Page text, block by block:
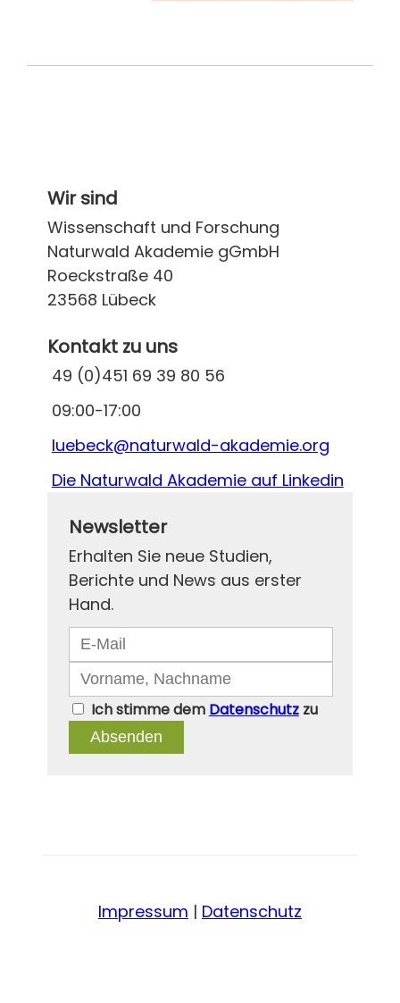
Wir sind
Wissenschaft und Forschung
Naturwald Akademie gGmbH
Roeckstraße 40
23568 Lübeck
Kontakt zu uns
49 (0)451 69 39 80 56
09:00-17:00
luebeck@naturwald-akademie.org
Die Naturwald Akademie auf Linkedin
Newsletter
Erhalten Sie neue Studien,
Berichte und News aus erster
Hand.
Ich stimme dem Datenschutzzu
Absenden
Impressum | Datenschutz